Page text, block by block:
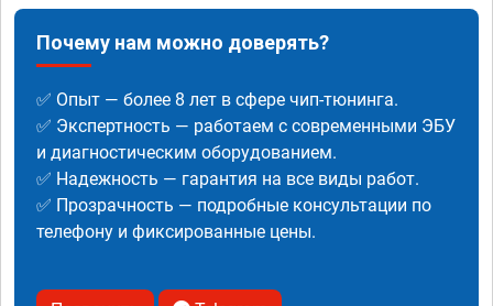
Почему нам можно доверять?
✅ Опыт — более 8 лет в сфере чип-тюнинга.
✅ Экспертность — работаем с современными ЭБУ
и диагностическим оборудованием.
✅ Надежность — гарантия на все виды работ.
✅ Прозрачность — подробные консультации по
телефону и фиксированные цены.